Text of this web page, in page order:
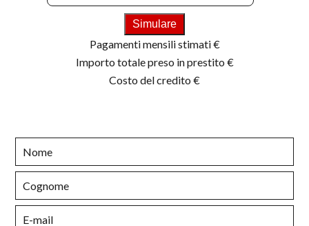
Simulare
Pagamenti mensili stimati€
Importo totale preso in prestito €
Costo del credito €